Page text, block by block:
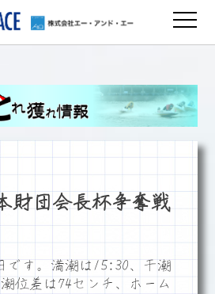
財団会長杯争奪戦
す。満潮は15:30、干潮
位差は74センチ、ホーム